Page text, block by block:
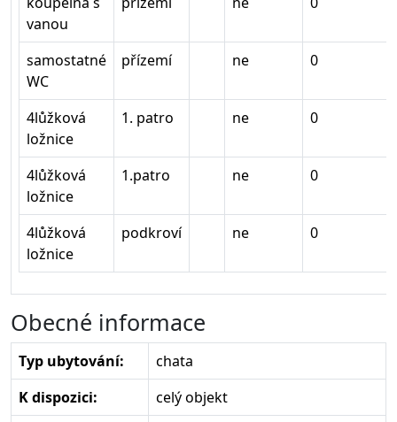
vanou
samostatné
WC
přízemí ne 0
4lůžková
ložnice
1. patro ne 0
4lůžková
ložnice
1.patro ne 0
4lůžková
ložnice
podkroví ne 0
Obecné informace
Typ ubytování:
chata
K dispozici:
celý objekt